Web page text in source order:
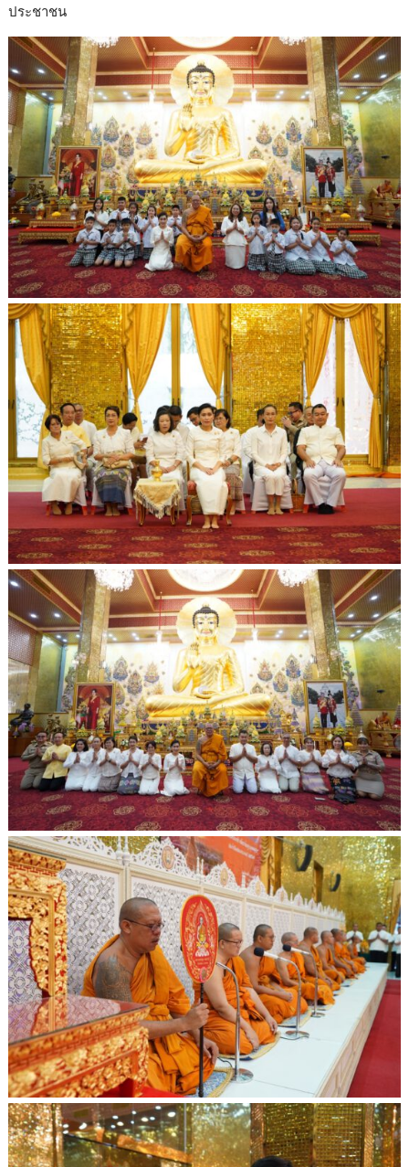
ประชาชน